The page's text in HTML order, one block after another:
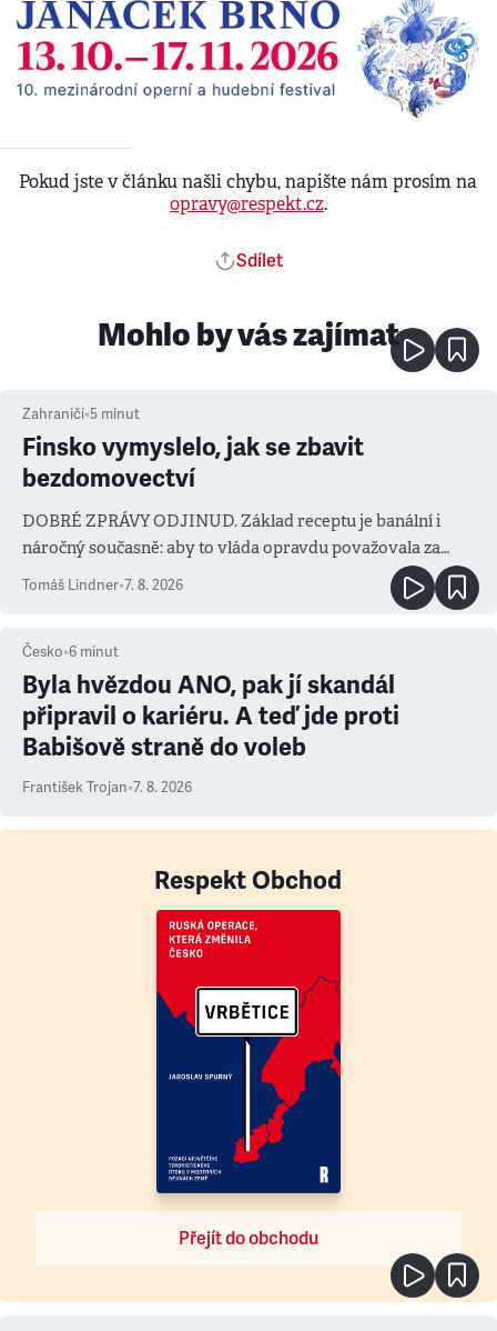
Pokud jste v článku našli chybu, napište nám prosím na
opravy@respekt.cz.
Sdílet
Mohlo by vás zajímat
Zahraničí•5 minut
Finsko vymyslelo, jak se zbavit
bezdomovectví
DOBRÉ ZPRÁVY ODJINUD. Základ receptu je banální i
náročný současně: aby to vláda opravdu považovala za
Tomáš Lindner•7. 8. 2026
Česko•6 minut
Byla hvězdou ANO, pak jí skandál
připravil o kariéru. A teď jde proti
Babišově straně do voleb
František Trojan•7. 8. 2026
Respekt Obchod
Přejít do obchodu